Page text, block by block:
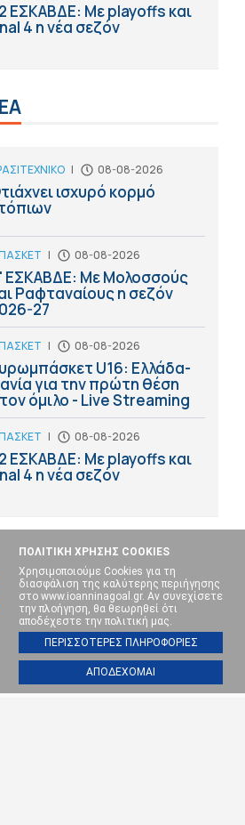
ΠΟΛΙΤΙΚΗ ΧΡΗΣΗΣ COOKIES
Χρησιμοποιούμε Cookies για τη
διασφάλιση της καλύτερης περιήγησης
στο www.ioanninagoal.gr. Αν συνεχίσετε
την πλοήγηση, θα θεωρηθεί ότι
αποδέχεστε την πολιτική μας.
ΠΕΡΙΣΣΟΤΕΡΕΣ ΠΛΗΡΟΦΟΡΙΕΣ
ΑΠΟΔΕΧΟΜΑΙ
ΕΣΚΑΒΔΕ: Με playoffs και
4 η νέα σεζόν
| 08-08-2026
ισχυρό κορμό
| 08-08-2026
ΕΣΚΑΒΔΕ: Με Μολοσσούς
Ραφταναίους η σεζόν
27
| 08-08-2026
U16: Ελλάδα-
για την πρώτη θέση
όμιλο - Live Streaming
| 08-08-2026
ΕΣΚΑΒΔΕ: Με playoffs και
4 η νέα σεζόν
Cookies Επικοινωνία
SOCIAL MEDIA